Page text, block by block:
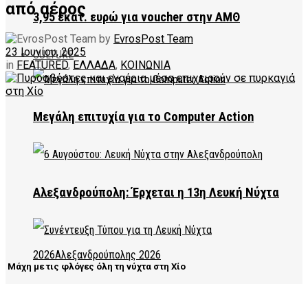
3,95 εκατ. ευρώ για voucher στην ΑΜΘ
CULTURE
Μεγάλη επιτυχία για το Computer Action
Αλεξανδρούπολη: Έρχεται η 13η Λευκή Νύχτα
από αέρος
by EvrosPost Team
23 Ιουνίου, 2025
in FEATURED, ΕΛΛΑΔΑ, ΚΟΙΝΩΝΙΑ
Μάχη με τις φλόγες όλη τη νύχτα στη Χίο